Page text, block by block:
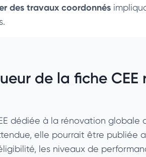
des travaux coordonnés
de la fiche CEE
dédiée à la rénovation globale
elle pourrait être publiée
les niveaux de